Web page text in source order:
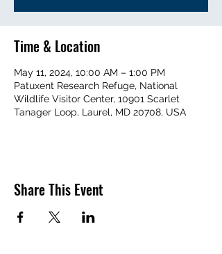
Time & Location
May 11, 2024, 10:00 AM – 1:00 PM
Patuxent Research Refuge, National
Wildlife Visitor Center, 10901 Scarlet
Tanager Loop, Laurel, MD 20708, USA
Share This Event